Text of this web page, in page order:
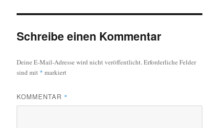
Schreibe einen Kommentar
Deine E-Mail-Adresse wird nicht veröffentlicht.Erforderliche Felder
sind mit * markiert
KOMMENTAR *